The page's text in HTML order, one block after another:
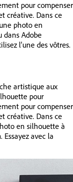
pour compenser
créative. Dans ce
photo en
Adobe
l’une des vôtres.
artistique aux
pour
pour compenser
créative. Dans ce
en silhouette à
avec la